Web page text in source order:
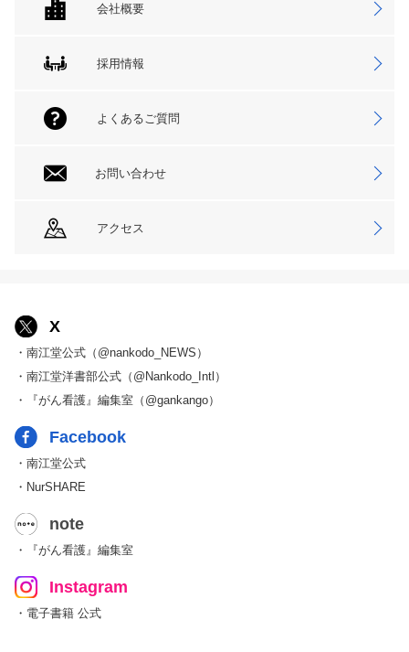
会社概要
採用情報
よくあるご質問
お問い合わせ
アクセス
X
・南江堂公式（@nankodo_NEWS）
・南江堂洋書部公式（@Nankodo_Intl）
・『がん看護』編集室（@gankango）
Facebook
・南江堂公式
・NurSHARE
note
・『がん看護』編集室
Instagram
・電子書籍 公式